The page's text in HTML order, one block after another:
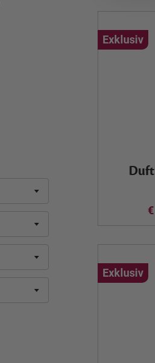
Exklusiv
Exklusiv